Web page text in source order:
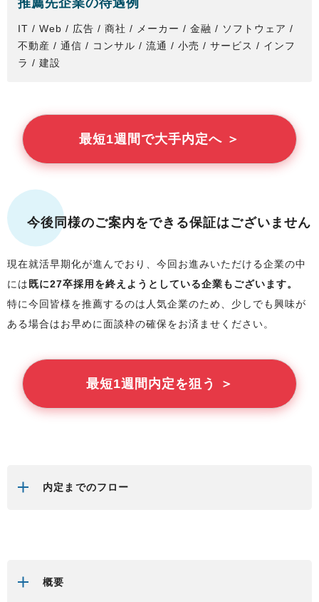
IT / Web / 広告 / 商社 / メーカー / 金融 / ソフトウェア /
不動産 / 通信 / コンサル / 流通 / 小売 / サービス / インフ
ラ / 建設
最短1週間で大手内定へ ＞
今後同様のご案内をできる保証はございません
現在就活早期化が進んでおり、今回お進みいただける企業の中
には 既に27卒採用を終えようとしている企業もございます。
特に今回 皆様を推薦するのは人気企業のため、少しでも興味が
ある場合はお早めに面談枠の確保をお済ませください。
最短1週間内定を狙う ＞
内定までのフロー
概要